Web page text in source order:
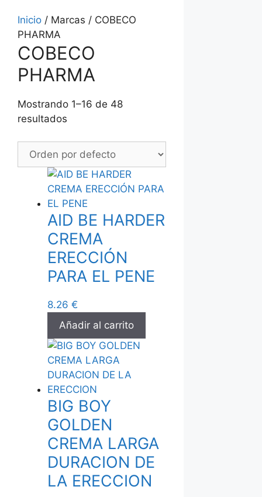
Inicio / Marcas / COBECO
PHARMA
COBECO
PHARMA
Mostrando 1–16 de 48
resultados
AID BE HARDER
CREMA
ERECCIÓN
PARA EL PENE
8.26 €
Añadir al carrito
BIG BOY
GOLDEN
CREMA LARGA
DURACION DE
LA ERECCION